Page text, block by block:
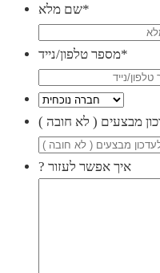
שם מלא*
מספר טלפון/נייד*
מבצעים ( לא חובה
? איך אפשר לעזור